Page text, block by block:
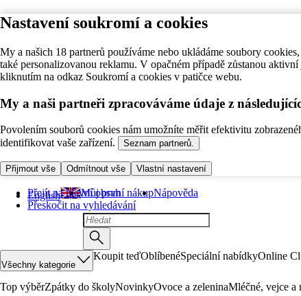
Nastavení soukromí a cookies
My a našich 18 partnerů používáme nebo ukládáme soubory
také personalizovanou reklamu. V opačném případě zůstanou
kliknutím na odkaz Soukromí a cookies v patičce webu.
My a naši partneři zpracováváme údaje z
Povolením souborů cookies nám umožníte měřit efektivitu
identifikovat vaše zařízení.
Seznam partnerů.
Přijmout vše Odmítnout vše Vlastní nastavení
Přejít na hlavní obsah
Přeskočit na vyhledávání
English Můj první nákupNápověda
Všechny kategorie
Koupit teďOblíbenéSpeciální nabídkyOnline
Top výběrZpátky do školyNovinkyOvoce a zeleninaMléčné, vejce a